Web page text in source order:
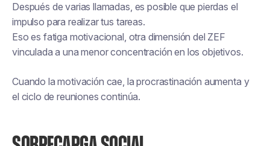
Después de varias llamadas, es posible que pierdas el
impulso para realizar tus tareas.
Eso es fatiga motivacional, otra dimensión del ZEF
vinculada a una menor concentración en los objetivos.
Cuando la motivación cae, la procrastinación aumenta y
el ciclo de reuniones continúa.